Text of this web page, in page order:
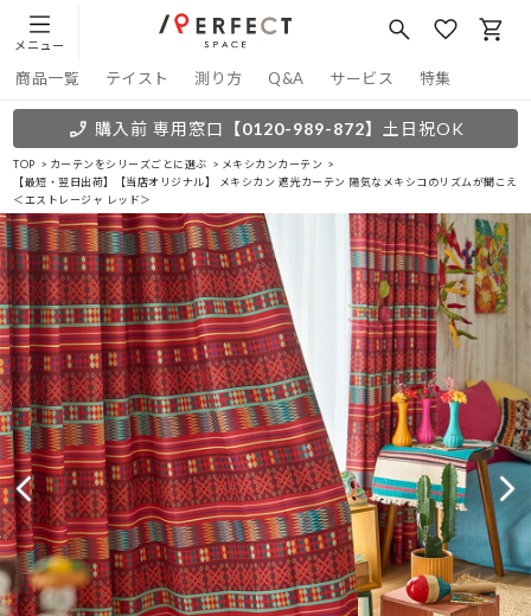
メニュー
商品一覧 テイスト 測り方 Q&A サービス 特集
購入前 専用窓口 【0120-989-872】 土日祝OK
TOP カーテンをシリーズごとに選ぶ
メキシカンカーテン
【最短・翌日出荷】【当店オリジナル】 メキシカン 遮光カーテン 陽気なメキシコのリズムが聞こえ
＜エストレージャ レッド＞